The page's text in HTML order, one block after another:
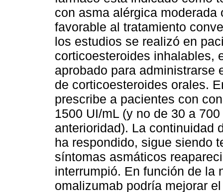
con asma alérgica
favorable al tratamiento
los estudios se realizó en
corticoesteroides inhalables,
aprobado para administrarse
de corticoesteroides orales.
prescribe a pacientes con
1500 UI/mL (y no de 30 a
anterioridad). La continuidad
ha respondido, sigue siendo
síntomas asmáticos
interrumpió. En función de la
omalizumab podría mejorar